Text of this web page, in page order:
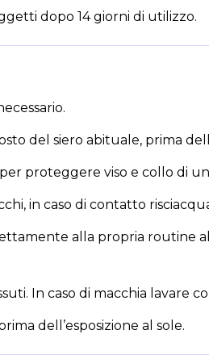
dopo 14 giorni di utilizzo.
del siero abituale, prima
proteggere viso e collo di
in caso di contatto
alla propria routine
In caso di macchia lavare
dell’esposizione al sole.